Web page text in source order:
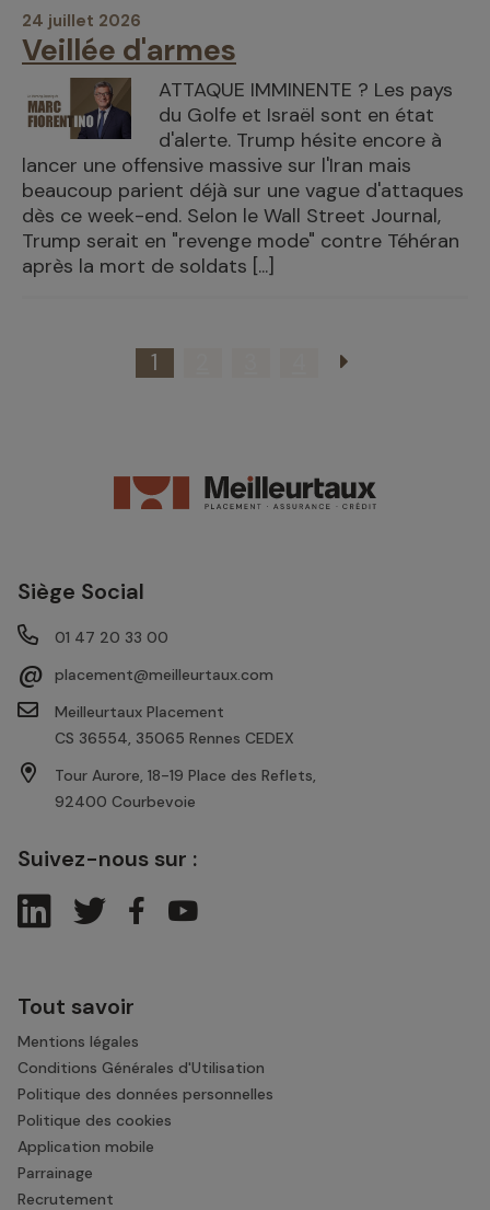
24 juillet 2026
Veillée d'armes
ATTAQUE IMMINENTE ? Les pays
du Golfe et Israël sont en état
d'alerte. Trump hésite encore à
lancer une offensive massive sur l'Iran mais
beaucoup parient déjà sur une vague d'attaques
dès ce week-end. Selon le Wall Street Journal,
Trump serait en "revenge mode" contre Téhéran
après la mort de soldats [...]
1
Siège Social
01 47 20 33 00
@
placement@meilleurtaux.com
Meilleurtaux Placement
CS 36554, 35065 Rennes CEDEX
Tour Aurore, 18-19 Place des Reflets,
92400 Courbevoie
Suivez-nous sur :
Tout savoir
Mentions légales
Conditions Générales d'Utilisation
Politique des données personnelles
Politique des cookies
Application mobile
Parrainage
Recrutement